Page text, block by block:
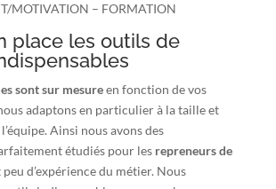
MOTIVATION – FORMATION
place les outils de
sont sur mesureen fonction de vos
adaptons en particulier à la taille et
Ainsi nous avons des
étudiés pour les repreneurs de
d’expérience du métier. Nous